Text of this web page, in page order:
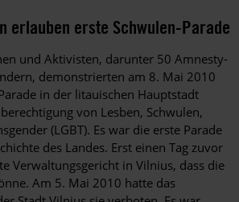
erlauben erste Schwulen-Parade
und Aktivisten, darunter 50 Amnesty-
demonstrierten am 8. Mai 2010
in der litauischen Hauptstadt
von Lesben, Schwulen,
(LGBT). Es war die erste Parade
des Landes. Erst einen Tag zuvor
Verwaltungsgericht in Vilnius, dass die
Am 5. Mai 2010 hatte das